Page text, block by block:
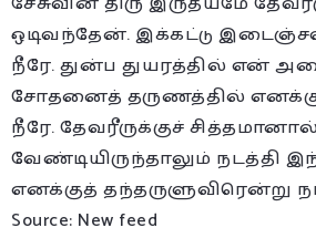
ஒடிவந்தேன். இக்கட்டு
நீரே. துன்ப துயரத்தில் என்
சோதனைத் தருணத்தில்
நீரே. தேவரீருக்குச்
வேண்டியிருந்தாலும் நடத்தி
எனக்குத் தந்தருளுவிரென்று
Source: New feed